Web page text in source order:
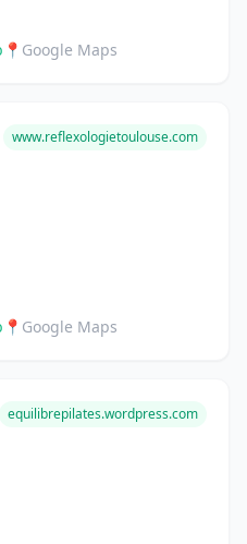
📍 Google Maps
www.reflexologietoulouse.com
📍 Google Maps
equilibrepilates.wordpress.com